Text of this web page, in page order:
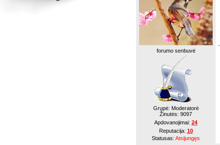
forumo senbuvė
Grupė: Moderatorė
Žinutės: 9097
Apdovanojimai: 24
Reputacija: 10
Statusas: Atsijungęs